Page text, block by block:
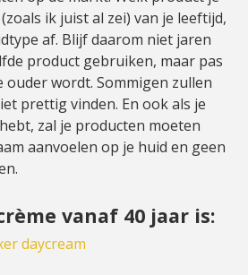
ik juist al zei) van je leeftijd,
af. Blijf daarom niet jaren
product gebruiken, maar pas
ouder wordt. Sommigen zullen
prettig vinden. En ook als je
zal je producten moeten
aanvoelen op je huid en geen
vanaf 40 jaar is:
daycream